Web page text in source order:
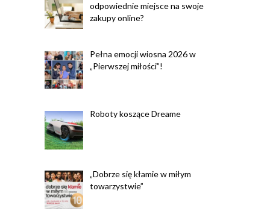
odpowiednie miejsce na swoje
zakupy online?
Pełna emocji wiosna 2026 w
„Pierwszej miłości”!
Roboty koszące Dreame
„Dobrze się kłamie w miłym
towarzystwie”